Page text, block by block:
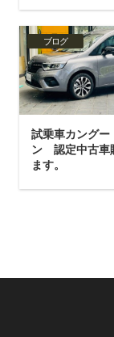
ブログ
試乗車カングー
ン 認定中古車
ます。